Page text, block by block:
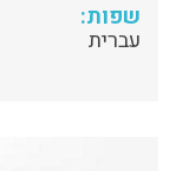
שפות:
עברית